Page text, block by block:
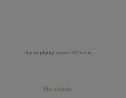
Kasia plytký tanier 30,5 cm
Na sklade